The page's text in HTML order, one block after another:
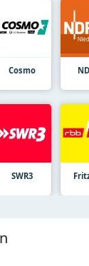
Cosmo
SWR3